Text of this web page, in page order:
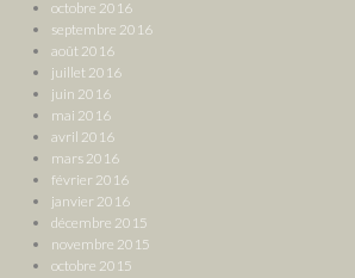
octobre 2016
septembre 2016
août 2016
juillet 2016
juin 2016
mai 2016
avril 2016
mars 2016
février 2016
janvier 2016
décembre 2015
novembre 2015
octobre 2015